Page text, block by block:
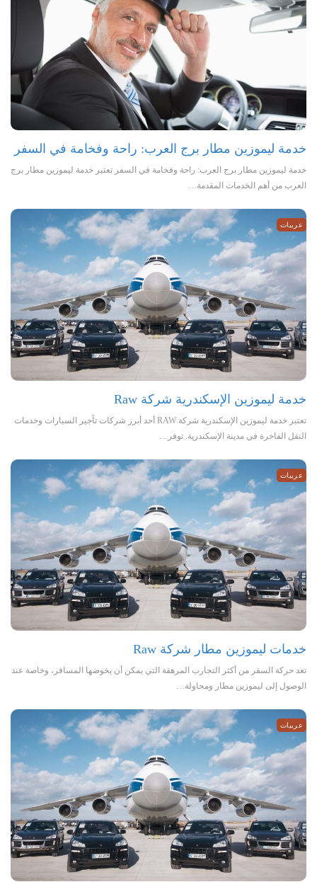
خدمة ليموزين مطار برج العرب: راحة وفخامة في السفر
خدمة ليموزين مطار برج العرب: راحة وفخامة في السفر تعتبر خدمة ليموزين مطار برج
العرب من أهم الخدمات المقدمة…
عربيات
خدمة ليموزين الإسكندرية شركة Raw
تعتبر خدمة ليموزين الإسكندرية شركة RAW أحد أبرز شركات تأجير السيارات وخدمات
النقل الفاخرة في مدينة الإسكندرية. توفر…
عربيات
خدمات ليموزين مطار شركة Raw
تعد حركة السفر من أكثر التجارب المرهقة التي يمكن أن يخوضها المسافر، وخاصة عند
الوصول إلى ليموزين مطار ومحاولة…
عربيات